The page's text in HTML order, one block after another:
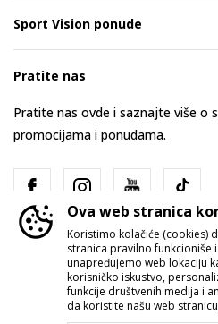
Sport Vision ponude
Pratite nas
Pratite nas ovde i saznajte više o
promocijama i ponudama.
Srbija Promenite
Ova web stranica
Koristimo kolačiće (cookies)
stranica pravilno funkcioniše
unapređujemo web lokaciju
korisničko iskustvo,
funkcije društvenih medija i
da koristite našu web